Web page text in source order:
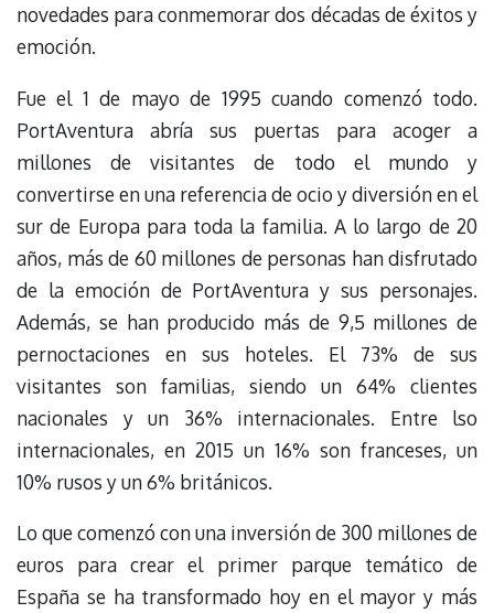
novedades para conmemorar dos décadas de éxitos y
emoción.
Fue el 1 de mayo de 1995 cuando comenzó todo.
PortAventura abría sus puertas para acoger a
millones de visitantes de todo el mundo y
convertirse en una referencia de ocio y diversión en el
sur de Europa para toda la familia. A lo largo de 20
años, más de 60 millones de personas han disfrutado
de la emoción de PortAventura y sus personajes.
Además, se han producido más de 9,5 millones de
pernoctaciones en sus hoteles. El 73% de sus
visitantes son familias, siendo un 64% clientes
nacionales y un 36% internacionales. Entre lso
internacionales, en 2015 un 16% son franceses, un
10% rusos y un 6% británicos.
Lo que comenzó con una inversión de 300 millones de
euros para crear el primer parque temático de
España se ha transformado hoy en el mayor y más